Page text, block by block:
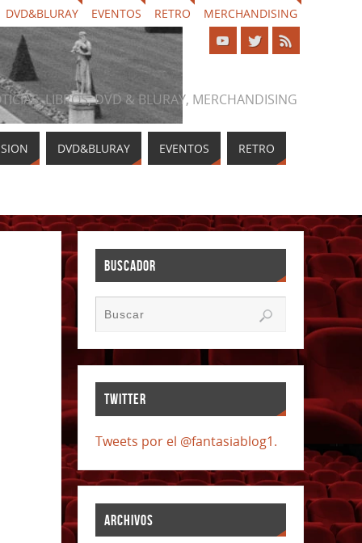
DVD&BLURAY EVENTOS RETRO MERCHANDISING
LIBROS, DVD & BLURAY, MERCHANDISING
DVD&BLURAY EVENTOS RETRO
BUSCADOR
TWITTER
Tweets por el @fantasiablog1.
ARCHIVOS